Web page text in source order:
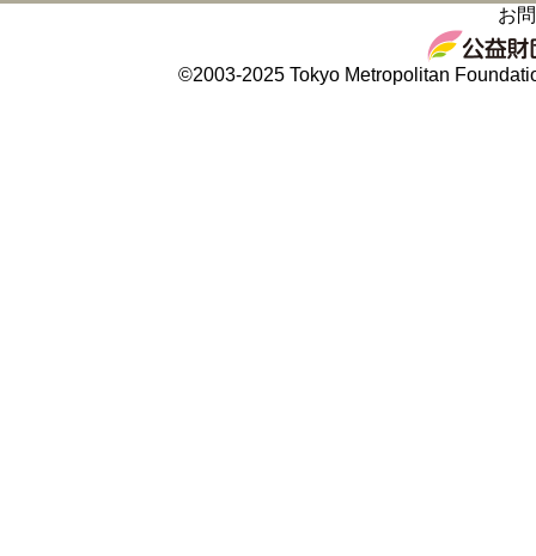
お
©2003-2025 Tokyo Metropolitan